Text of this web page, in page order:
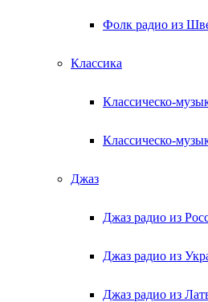
Фолк радио из
Классика
Классическо-
Классическо-
Джаз
Джаз радио из
Джаз радио из
Джаз радио из